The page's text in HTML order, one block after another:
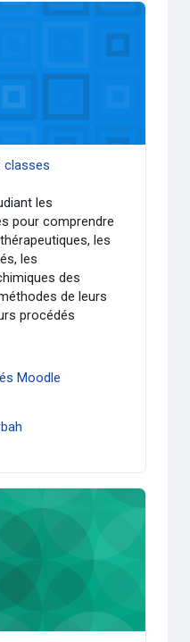
thérapeutiques
classes
les
pour comprendre
les
les
des
de leurs
procédés
Moodle
(Master 1 )